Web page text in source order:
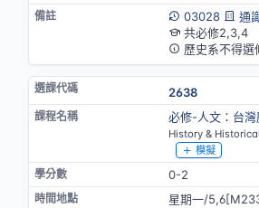
03028
通
共必修2,3,4
歷史系不得選
2638
必修-人文：台灣
History &
模擬
0-2
星期一/